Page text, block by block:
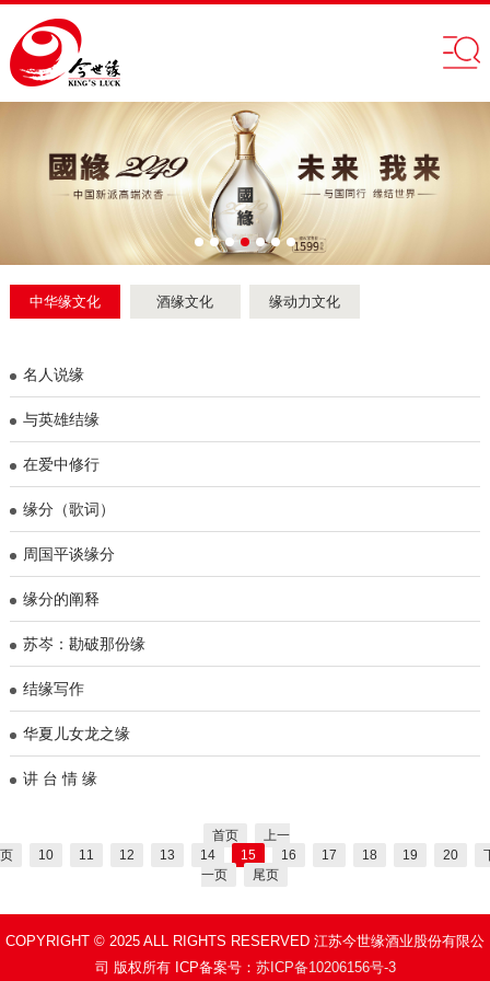
中华缘文化 酒缘文化 缘动力文化
名人说缘
与英雄结缘
在爱中修行
缘分（歌词）
周国平谈缘分
缘分的阐释
苏岑：勘破那份缘
结缘写作
华夏儿女龙之缘
讲 台 情 缘
首页
上一
页
10 11 12 13 14 15 16 17 18 19 20
一页
尾页
COPYRIGHT © 2025 ALL RIGHTS RESERVED 江苏今世缘酒业股份有限公
司 版权所有 ICP备案号： 苏ICP备10206156号-3